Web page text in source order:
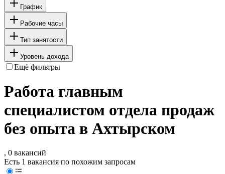
График
Рабочие часы
Тип занятости
Уровень дохода
Ещё фильтры
Работа главным
специалистом отдела продаж
без опыта в Ахтырском
, 0 вакансий
Есть 1 вакансия по похожим запросам